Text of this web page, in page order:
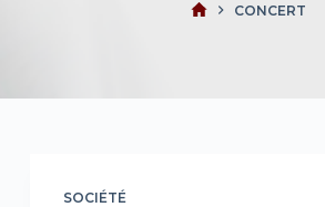
CONCERT
SOCIÉTÉ